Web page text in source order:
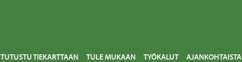
TUTUSTU TIEKARTTAAN TULE MUKAAN TYÖKALUT AJANKOHTAISTA